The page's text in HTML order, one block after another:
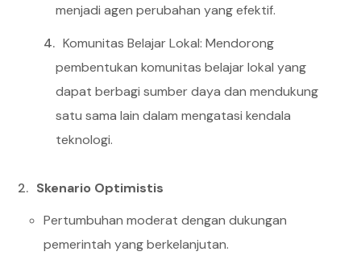
menjadi agen perubahan yang efektif.
Komunitas Belajar Lokal: Mendorong
pembentukan komunitas belajar lokal yang
dapat berbagi sumber daya dan mendukung
satu sama lain dalam mengatasi kendala
teknologi.
Skenario Optimistis
Pertumbuhan moderat dengan dukungan
pemerintah yang berkelanjutan.